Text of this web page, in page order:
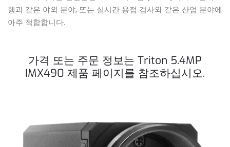
행과 같은 야외 분야, 또는 실시간 용접 검사와 같은 산업 분야에
아주 적합합니다.
가격 또는 주문 정보는 Triton 5.4MP
IMX490 제품 페이지를 참조하십시오.